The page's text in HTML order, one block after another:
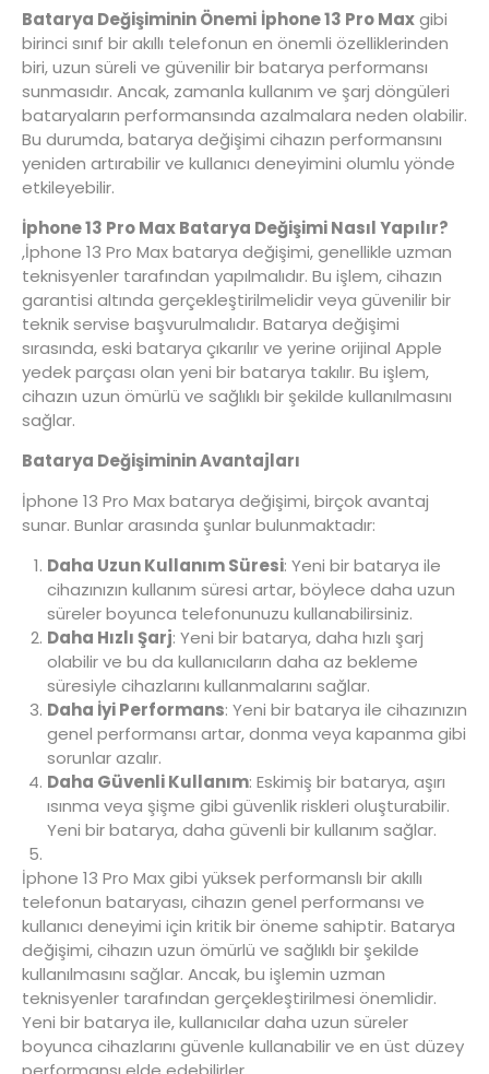
Batarya Değişiminin Önemi İphone 13 Pro Maxgibi
birinci sınıf bir akıllı telefonun en önemli özelliklerinden
biri, uzun süreli ve güvenilir bir batarya performansı
sunmasıdır. Ancak, zamanla kullanım ve şarj döngüleri
bataryaların performansında azalmalara neden olabilir.
Bu durumda, batarya değişimi cihazın performansını
yeniden artırabilir ve kullanıcı deneyimini olumlu yönde
etkileyebilir.
İphone 13 Pro Max Batarya Değişimi Nasıl Yapılır?
,İphone 13 Pro Max batarya değişimi, genellikle uzman
teknisyenler tarafından yapılmalıdır. Bu işlem, cihazın
garantisi altında gerçekleştirilmelidir veya güvenilir bir
teknik servise başvurulmalıdır. Batarya değişimi
sırasında, eski batarya çıkarılır ve yerine orijinal Apple
yedek parçası olan yeni bir batarya takılır. Bu işlem,
cihazın uzun ömürlü ve sağlıklı bir şekilde kullanılmasını
sağlar.
Batarya Değişiminin Avantajları
İphone 13 Pro Max batarya değişimi, birçok avantaj
sunar. Bunlar arasında şunlar bulunmaktadır:
Daha Uzun Kullanım Süresi: Yeni bir batarya ile
cihazınızın kullanım süresi artar, böylece daha uzun
süreler boyunca telefonunuzu kullanabilirsiniz.
Daha Hızlı Şarj: Yeni bir batarya, daha hızlı şarj
olabilir ve bu da kullanıcıların daha az bekleme
süresiyle cihazlarını kullanmalarını sağlar.
Daha İyi Performans: Yeni bir batarya ile cihazınızın
genel performansı artar, donma veya kapanma gibi
sorunlar azalır.
Daha Güvenli Kullanım: Eskimiş bir batarya, aşırı
ısınma veya şişme gibi güvenlik riskleri oluşturabilir.
Yeni bir batarya, daha güvenli bir kullanım sağlar.
İphone 13 Pro Max gibi yüksek performanslı bir akıllı
telefonun bataryası, cihazın genel performansı ve
kullanıcı deneyimi için kritik bir öneme sahiptir. Batarya
değişimi, cihazın uzun ömürlü ve sağlıklı bir şekilde
kullanılmasını sağlar. Ancak, bu işlemin uzman
teknisyenler tarafından gerçekleştirilmesi önemlidir.
Yeni bir batarya ile, kullanıcılar daha uzun süreler
boyunca cihazlarını güvenle kullanabilir ve en üst düzey